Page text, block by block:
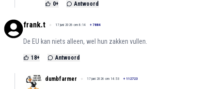
0+ Antwoord
frank.t 17 juni 2026 om 8:14 + 7884
De EU kan niets alleen, wel hun zakken vullen.
18+ Antwoord
dumbfarmer 17 juni 2026 om 14:53 + 112723